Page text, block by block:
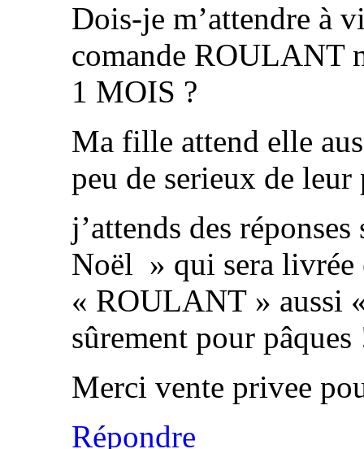
Dois-je m’attendre à
comande ROULANT
1 MOIS ?
Ma fille attend elle
peu de serieux de leur
j’attends des
Noël » qui sera livrée
« ROULANT » aussi
sûrement pour pâques
Merci vente privee
Répondre